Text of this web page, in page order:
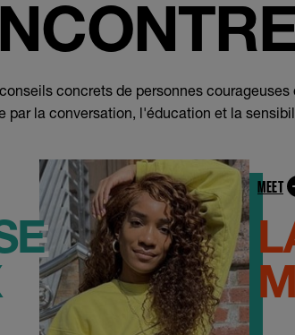
concrets de personnes
par la conversation, l'éducation et la
MEET